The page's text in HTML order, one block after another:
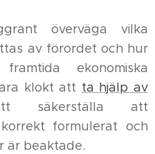
överväga vilka
av förordet och hur
ekonomiska
klokt att ta hjälp av
att
formulerat och
är beaktade.